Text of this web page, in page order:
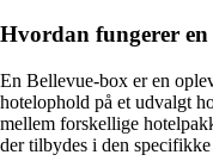
Hvordan fungerer
En Bellevue-box er en
hotelophold på et udvalgt
mellem forskellige
der tilbydes i den